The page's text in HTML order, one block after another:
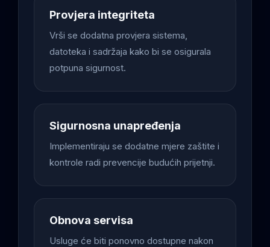
Provjera integriteta
Vrši se dodatna provjera sistema,
datoteka i sadržaja kako bi se osigurala
potpuna sigurnost.
Sigurnosna unapređenja
Implementiraju se dodatne mjere zaštite i
kontrole radi prevencije budućih prijetnji.
Obnova servisa
Usluge će biti ponovno dostupne nakon